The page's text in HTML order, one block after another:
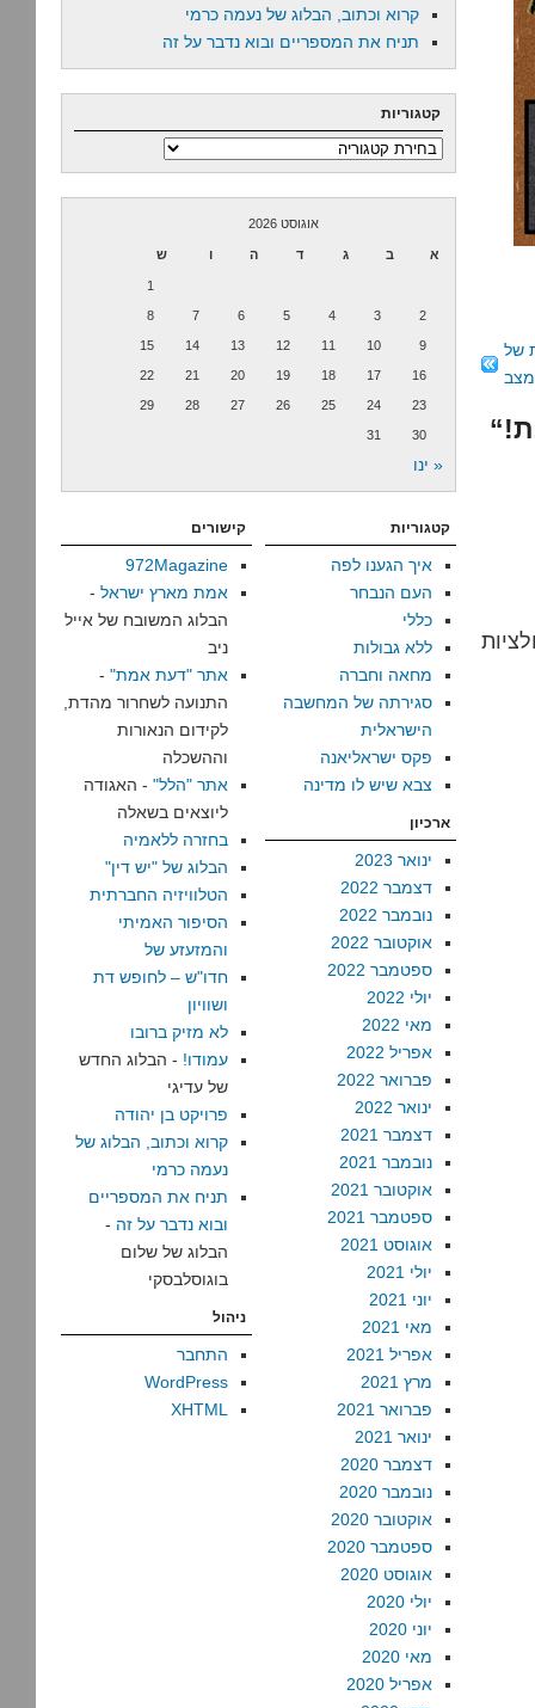
של
קרוא וכתוב, הבלוג של נעמה כרמי
תניח את המספריים ובוא נדבר על זה
קטגוריות
קטגוריות
אוגוסט 2026
א ב ג ד ה ו ש
1
2
3
4
5
6
7
8
9
10
11
12
13
14
15
16
17
18
19
20
21
22
23
24
25
26
27
28
29
30
31
« ינו
קטגוריות
איך הגענו לפה
העם הנבחר
כללי
ללא גבולות
מחאה וחברה
סגירתה של המחשבה
הישראלית
פקס ישראליאנה
צבא שיש לו מדינה
ארכיון
ינואר 2023
דצמבר 2022
נובמבר 2022
אוקטובר 2022
ספטמבר 2022
יולי 2022
מאי 2022
אפריל 2022
פברואר 2022
ינואר 2022
דצמבר 2021
נובמבר 2021
אוקטובר 2021
ספטמבר 2021
אוגוסט 2021
יולי 2021
יוני 2021
מאי 2021
אפריל 2021
מרץ 2021
פברואר 2021
ינואר 2021
דצמבר 2020
נובמבר 2020
אוקטובר 2020
ספטמבר 2020
אוגוסט 2020
יולי 2020
יוני 2020
מאי 2020
אפריל 2020
קישורים
972Magazine
אמת מארץ ישראל -
הבלוג המשובח של אייל
ניב
אתר "דעת אמת" -
התנועה לשחרור מהדת,
לקידום הנאורות
וההשכלה
אתר "הלל" - האגודה
ליוצאים בשאלה
בחזרה ללאמיה
הבלוג של "יש דין"
הטלוויזיה החברתית
הסיפור האמיתי
והמזעזע של
חדו"ש – לחופש דת
ושוויון
לא מזיק ברובו
עמודו! - הבלוג החדש
של עדיגי
פרויקט בן יהודה
קרוא וכתוב, הבלוג של
נעמה כרמי
תניח את המספריים
ובוא נדבר על זה -
הבלוג של שלום
בוגוסלבסקי
ניהול
התחבר
WordPress
XHTML